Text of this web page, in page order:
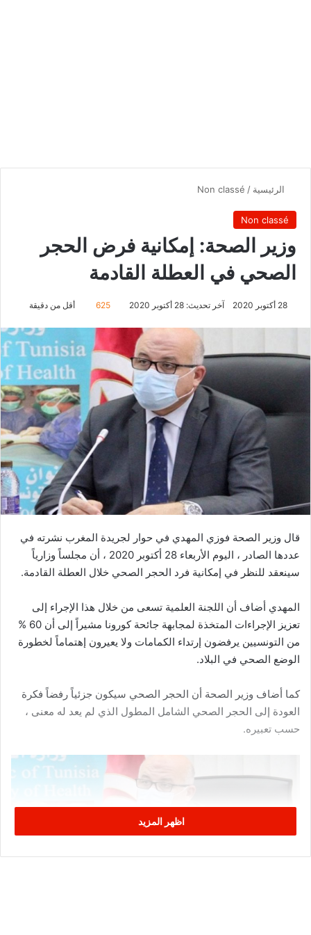
الرئيسية /
Non classé
Non classé
وزير الصحة: إمكانية فرض الحجر
الصحي في العطلة القادمة
28 أكتوبر 2020 آخر تحديث: 28 أكتوبر 2020 625 أقل من دقيقة
قال وزير الصحة فوزي المهدي في حوار لجريدة المغرب نشرته في
عددها الصادر ، اليوم الأربعاء 28 أكتوبر 2020 ، أن مجلساً وزارياً
سينعقد للنظر في إمكانية فرد الحجر الصحي خلال العطلة القادمة.
المهدي أضاف أن اللجنة العلمية تسعى من خلال هذا الإجراء إلى
تعزيز الإجراءات المتخذة لمجابهة جائحة كورونا مشيراً إلى أن 60 %
من التونسيين يرفضون إرتداء الكمامات ولا يعيرون إهتماماً لخطورة
الوضع الصحي في البلاد.
كما أضاف وزير الصحة أن الحجر الصحي سيكون جزئياً رفضاً فكرة
العودة إلى الحجر الصحي الشامل المطول الذي لم يعد له معنى ،
حسب تعبيره.
اظهر المزيد